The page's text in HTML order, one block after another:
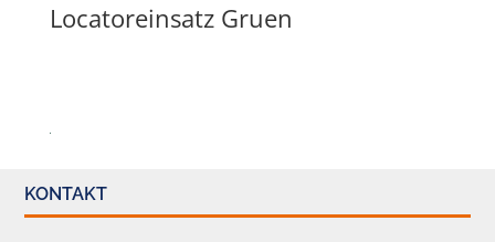
Locatoreinsatz Gruen
KONTAKT